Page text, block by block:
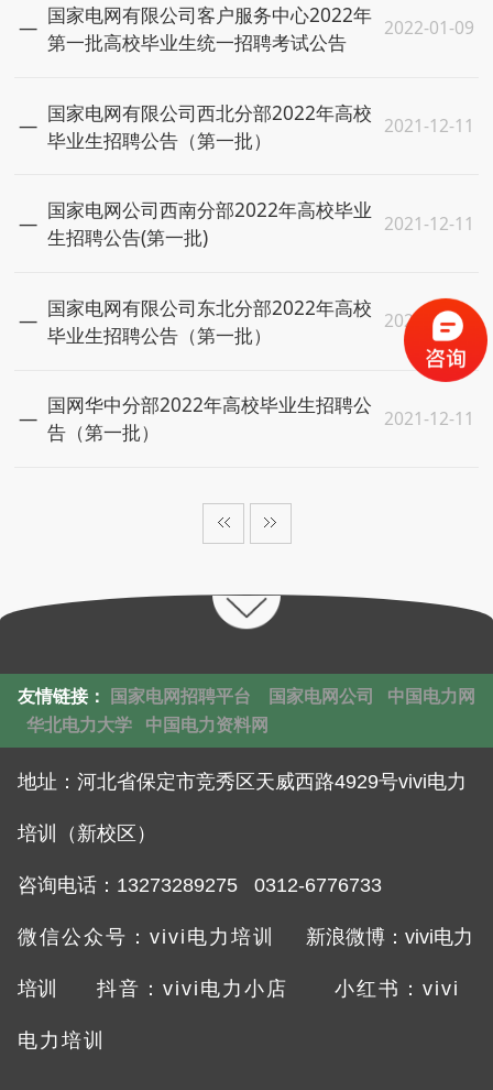
国家电网有限公司客户服务中心2022年
第一批高校毕业生统一招聘考试公告
2022-01-09
国家电网有限公司西北分部2022年高校
毕业生招聘公告（第一批）
2021-12-11
国家电网公司西南分部2022年高校毕业
生招聘公告(第一批)
2021-12-11
国家电网有限公司东北分部2022年高校
毕业生招聘公告（第一批）
2021-12-11
国网华中分部2022年高校毕业生招聘公
告（第一批）
2021-12-11
友情链接： 国家电网招聘平台 国家电网公司
中国电力网
华北电力大学
中国电力资料网
地址： 河北省保定市竞秀区天威西路4929号vivi电力
培训（新校区）
咨询电话：13273289275 0312-6776733
微信公众号：vivi电力培训 新浪微博：vivi电力
培训 抖音：vivi电力小店 小红书：vivi
电力培训